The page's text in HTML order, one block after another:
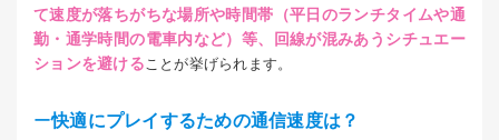
て速度が落ちがちな場所や時間帯（平日のランチタイムや通
勤・通学時間の電車内など）等、回線が混みあうシチュエー
ションを避ける ことが挙げられます。
快適にプレイするための通信速度は？